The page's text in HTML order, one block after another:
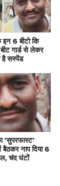
इन 6 बीटो कि
बीट गार्ड से लेकर
सस्पेंड
'सुपरफास्ट'
बैठकर नाप दिया 6
चंद घंटों